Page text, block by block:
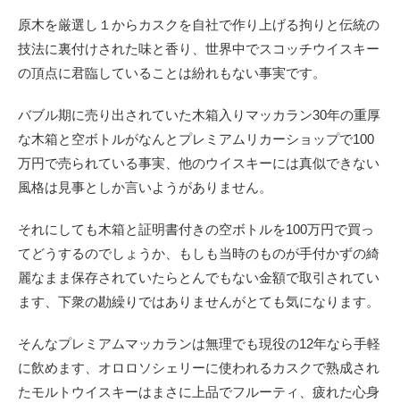
原木を厳選し１からカスクを自社で作り上げる拘りと伝統の
技法に裏付けされた味と香り、世界中でスコッチウイスキー
の頂点に君臨していることは紛れもない事実です。
バブル期に売り出されていた木箱入りマッカラン30年の重厚
な木箱と空ボトルがなんとプレミアムリカーショップで100
万円で売られている事実、他のウイスキーには真似できない
風格は見事としか言いようがありません。
それにしても木箱と証明書付きの空ボトルを100万円で買っ
てどうするのでしょうか、もしも当時のものが手付かずの綺
麗なまま保存されていたらとんでもない金額で取引されてい
ます、下衆の勘繰りではありませんがとても気になります。
そんなプレミアムマッカランは無理でも現役の12年なら手軽
に飲めます、オロロソシェリーに使われるカスクで熟成され
たモルトウイスキーはまさに上品でフルーティ、疲れた心身